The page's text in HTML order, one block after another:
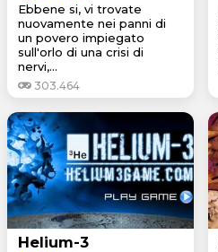
Ebbene si, vi trovate
nuovamente nei panni di
un povero impiegato
sull'orlo di una crisi di
nervi,...
303.464
Helium-3